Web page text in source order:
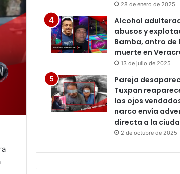
28 de enero de 2025
Alcohol
abusos y
Bamba, antro de
muerte en
13 de julio de 2025
Pareja
Tuxpan
los ojos
narco envía
directa a la
2 de octubre de 2025